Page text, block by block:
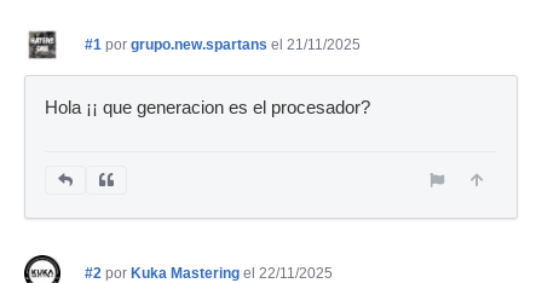
#1 por grupo.new.spartans el 21/11/2025
Hola ¡¡ que generacion es el procesador?
#2 por Kuka Mastering el 22/11/2025